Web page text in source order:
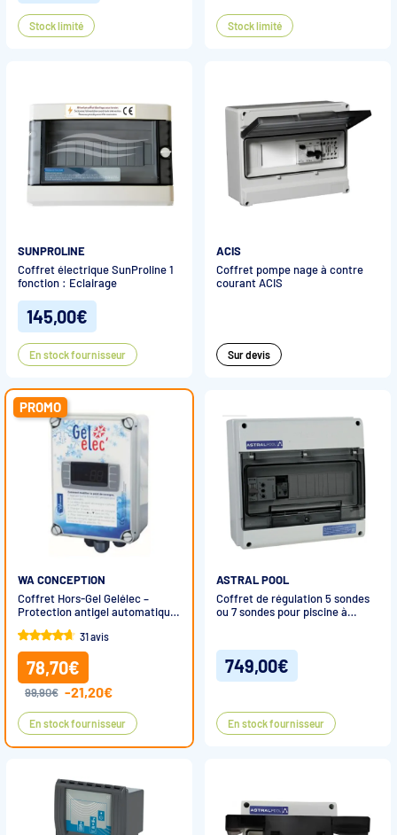
Stock limité Stock limité
SUNPROLINE
Coffret électrique SunProline 1
fonction : Eclairage
145,00€
En stock fournisseur
ACIS
Coffret pompe nage à contre
courant ACIS
Sur devis
PROMO
WA CONCEPTION
Coffret Hors-Gel Gelélec –
Protection antigel automatique
31 avis
78,70€
99,90€ -21,20€
En stock fournisseur
ASTRAL POOL
Coffret de régulation 5 sondes
ou 7 sondes pour piscine à
749,00€
En stock fournisseur